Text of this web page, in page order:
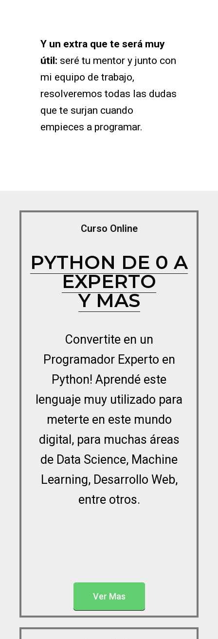
Y un extra que te será muy
útil: seré tu mentor y junto con
mi equipo de trabajo,
resolveremos todas las dudas
que te surjan cuando
empieces a programar.
Curso Online
PYTHON DE 0 A
EXPERTO
Y MAS
Convertite en un
Programador Experto en
Python! Aprendé este
lenguaje muy utilizado para
meterte en este mundo
digital, para muchas áreas
de Data Science, Machine
Learning, Desarrollo Web,
entre otros.
Ver Mas